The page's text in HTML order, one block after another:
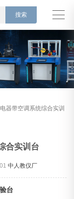
器带空调系统综合实训
合实训台
中人教仪厂
台